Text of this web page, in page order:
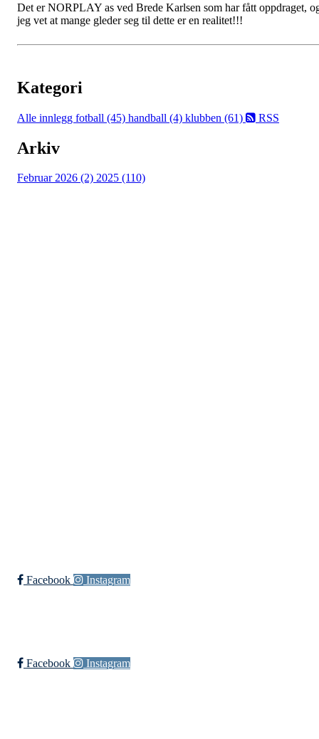
Det er NORPLAY as ved Brede Karlsen som har fått oppdraget,
jeg vet at mange gleder seg til dette er en realitet!!!
Kategori
Alle innlegg fotball (45) handball (4) klubben (61) RSS
Arkiv
Februar 2026 (2) 2025 (110)
Facebook Instagram
Facebook Instagram